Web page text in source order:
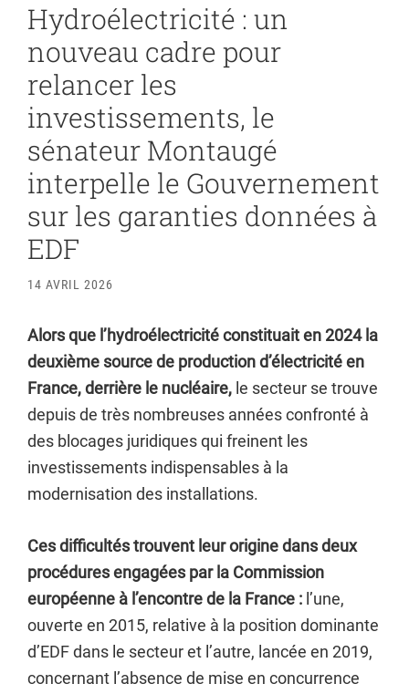
Hydroélectricité : un
nouveau cadre pour
relancer les
investissements, le
sénateur Montaugé
interpelle le Gouvernement
sur les garanties données à
EDF
14 AVRIL 2026
Alors que l’hydroélectricité constituait en 2024 la
deuxième source de production d’électricité en
France, derrière le nucléaire, le secteur se trouve
depuis de très nombreuses années confronté à
des blocages juridiques qui freinent les
investissements indispensables à la
modernisation des installations.
Ces difficultés trouvent leur origine dans deux
procédures engagées par la Commission
européenne à l’encontre de la France : l’une,
ouverte en 2015, relative à la position dominante
d’EDF dans le secteur et l’autre, lancée en 2019,
concernant l’absence de mise en concurrence